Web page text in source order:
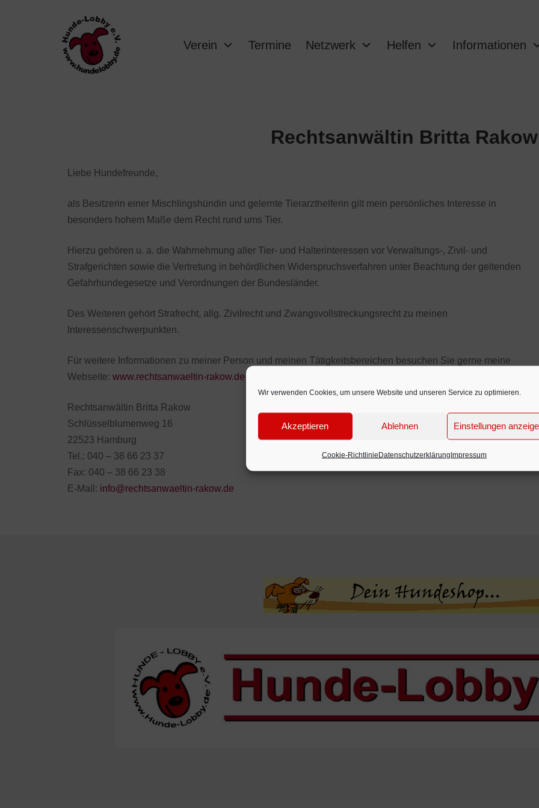
Wir verwenden Cookies, um unsere Website und unseren Service zu optimieren.
Akzeptieren Ablehnen Einstellungen
Cookie-RichtlinieDatenschutzerklärungImpressum
Verein Termine Netzwerk Helfen Informationen
Rechtsanwältin Britta Rakow
Liebe Hundefreunde,
als Besitzerin einer Mischlingshündin und gelernte Tierarzthelferin gilt mein persönliches Interesse in
besonders hohem Maße dem Recht rund ums Tier.
Hierzu gehören u. a. die Wahrnehmung aller Tier- und Halterinteressen vor Verwaltungs-, Zivil- und
Strafgerichten sowie die Vertretung in behördlichen Widerspruchsverfahren unter Beachtung der geltenden
Gefahrhundegesetze und Verordnungen der Bundesländer.
Des Weiteren gehört Strafrecht, allg. Zivilrecht und Zwangsvollstreckungsrecht zu meinen
Interessenschwerpunkten.
Für weitere Informationen zu meiner Person und meinen Tätigkeitsbereichen besuchen Sie gerne meine
Webseite: www.rechtsanwaeltin-rakow.de
Rechtsanwältin Britta Rakow
Schlüsselblumenweg 16
22523 Hamburg
Tel.: 040 – 38 66 23 37
Fax: 040 – 38 66 23 38
E-Mail: info@rechtsanwaeltin-rakow.de